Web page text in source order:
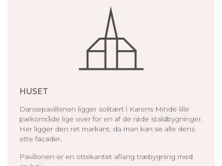
HUSET
Dansepavillonen ligger solitært i Karens Minde lille
parkområde lige over for en af de røde staldbygninger.
Her ligger den ret markant, da man kan se alle dens
otte facader.
Pavillonen er en ottekantet aflang træbygning med